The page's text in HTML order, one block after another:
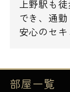
上野駅も
でき、通
安心のセ
部屋一覧